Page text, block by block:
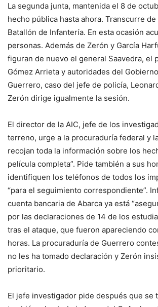
La segunda junta, mantenida el 8 de
hecho pública hasta ahora. Transcurre
Batallón de Infantería. En esta ocasión
personas. Además de Zerón y García
figuran de nuevo el general Saavedra, el
Gómez Arrieta y autoridades del
Guerrero, caso del jefe de policía,
Zerón dirige igualmente la sesión.
El director de la AIC, jefe de los
terreno, urge a la procuraduría federal y
recojan toda la información sobre los
película completa”. Pide también a sus
identifiquen los teléfonos de todos los
“para el seguimiento correspondiente”.
cuenta bancaria de Abarca ya está
por las declaraciones de 14 de los
tras el ataque, que fueron apareciendo
horas. La procuraduría de Guerrero
no les ha tomado declaración y Zerón
prioritario.
El jefe investigador pide después que se